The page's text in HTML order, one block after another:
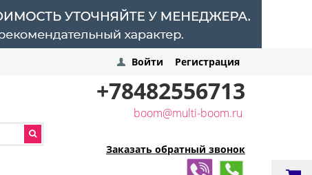
Войти Регистрация
+78482556713
boom@multi-boom.ru
Заказать обратный звонок